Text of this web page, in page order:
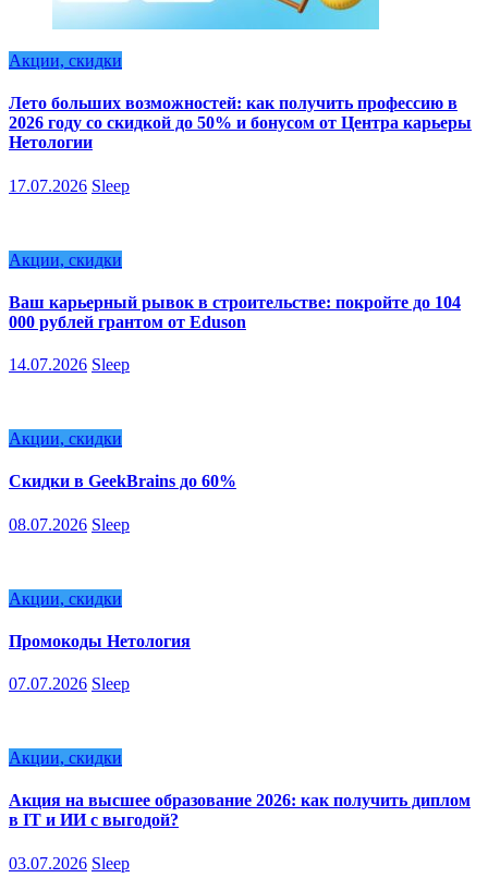
Акции, скидки
Лето больших возможностей: как получить профессию в
2026 году со скидкой до 50% и бонусом от Центра карьеры
Нетологии
17.07.2026 Sleep
Акции, скидки
Ваш карьерный рывок в строительстве: покройте до 104
000 рублей грантом от Eduson
14.07.2026 Sleep
Акции, скидки
Скидки в GeekBrains до 60%
08.07.2026 Sleep
Акции, скидки
Промокоды Нетология
07.07.2026 Sleep
Акции, скидки
Акция на высшее образование 2026: как получить диплом
в IT и ИИ с выгодой?
03.07.2026 Sleep